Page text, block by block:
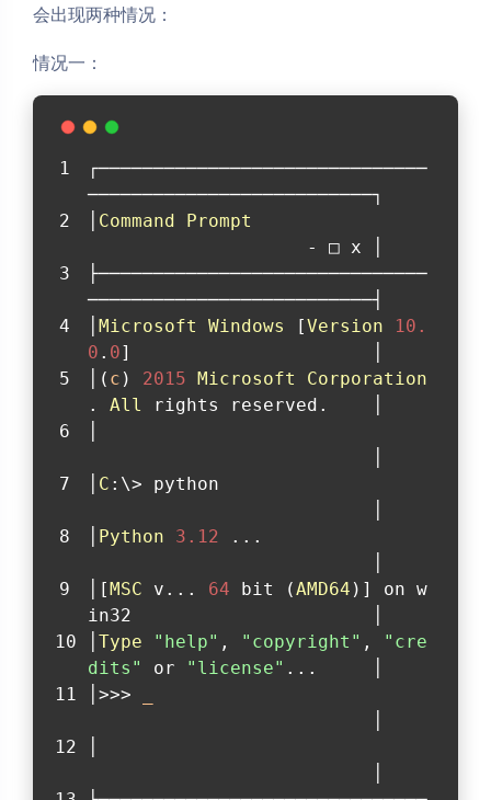
会出现两种情况：
情况一：
┌──────────────────────────────
──────────────────────────┐
Command
Prompt
                    - □ x │
├──────────────────────────────
──────────────────────────┤
Microsoft Windows [Version
10.
0 . 0]                      │
│( c ) 2015 Microsoft
Corporation
. All
rights reserved.    │
C :\> python
Python 3.12 ...
│[MSC v... 64 bit (AMD64 )] on w
in32                      │
Type "help" , "copyright" ,
"cre
dits"
or "license" ...     │
│>>>